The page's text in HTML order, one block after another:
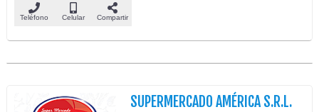
Teléfono Celular Compartir
SUPERMERCADO AMÉRICA S.R.L.